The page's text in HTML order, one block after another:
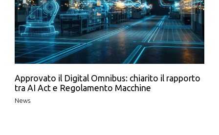
Approvato il Digital Omnibus: chiarito il rapporto
tra AI Act e Regolamento Macchine
News